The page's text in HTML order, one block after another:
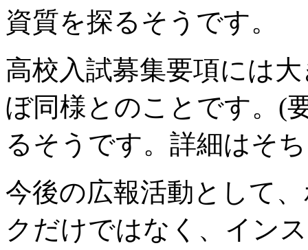
資質を探るそうです。
高校入試募集要項には
ぼ同様とのことです。(
るそうです。詳細はそ
今後の広報活動として
クだけではなく、イン